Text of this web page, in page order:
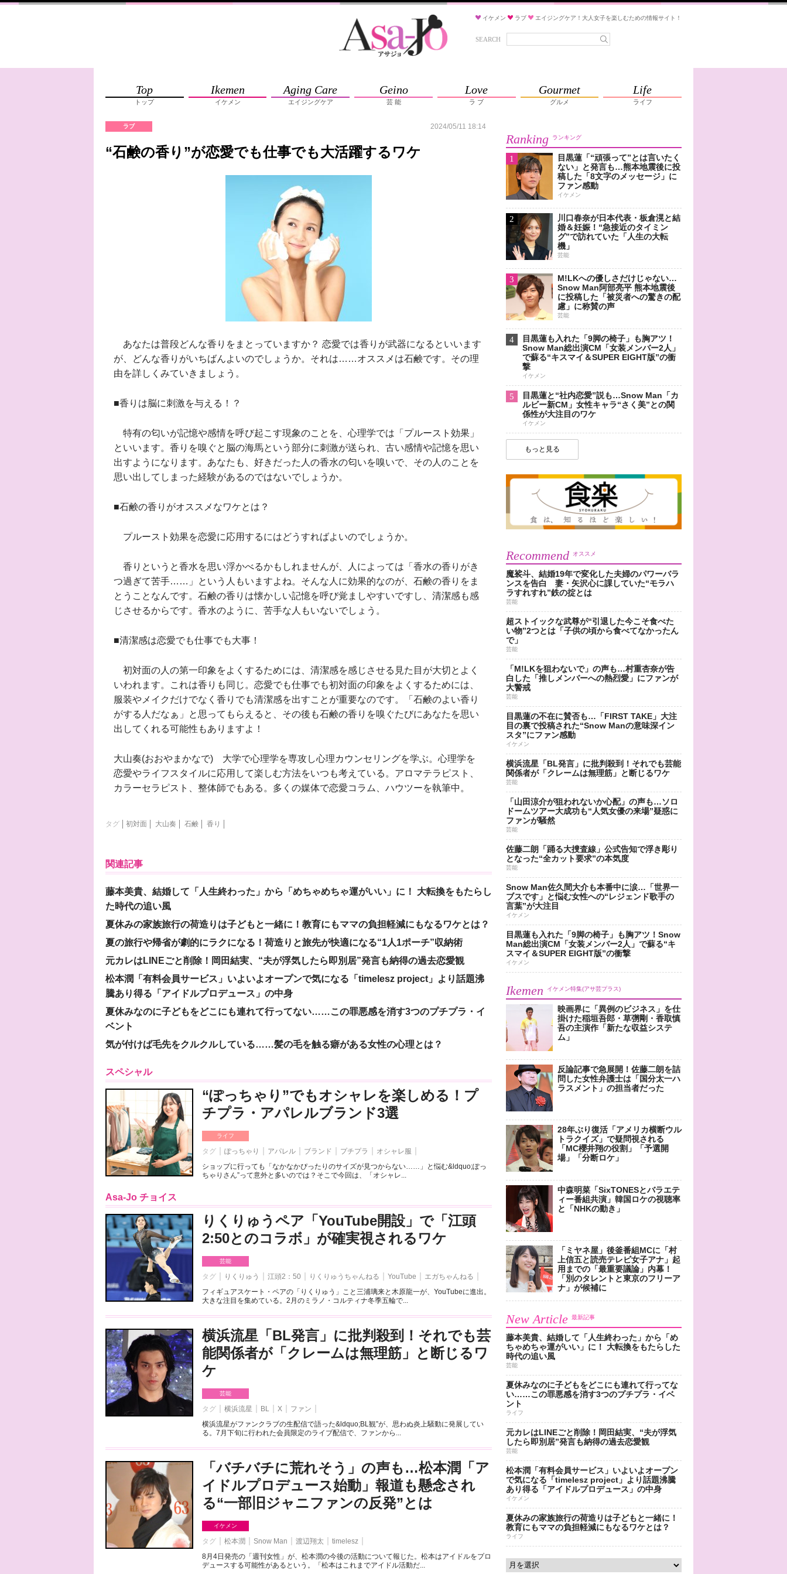
イケメン ラブ エイジングケア！大人女子を楽しむための情報サイト！
SEARCH
Top
トップ
Ikemen
イケメン
Aging Care
エイジングケア
Geino
芸 能
Love
ラ ブ
Gourmet
グルメ
Life
ライフ
ラブ 2024/05/11 18:14
“石鹸の香り”が恋愛でも仕事でも大活躍するワケ
あなたは普段どんな香りをまとっていますか？ 恋愛では香りが武器になるといいます
が、どんな香りがいちばんよいのでしょうか。それは……オススメは石鹸です。その理
由を詳しくみていきましょう。
■香りは脳に刺激を与える！？
特有の匂いが記憶や感情を呼び起こす現象のことを、心理学では「プルースト効果」
といいます。香りを嗅ぐと脳の海馬という部分に刺激が送られ、古い感情や記憶を思い
出すようになります。あなたも、好きだった人の香水の匂いを嗅いで、その人のことを
思い出してしまった経験があるのではないでしょうか。
■石鹸の香りがオススメなワケとは？
プルースト効果を恋愛に応用するにはどうすればよいのでしょうか。
香りというと香水を思い浮かべるかもしれませんが、人によっては「香水の香りがき
つ過ぎて苦手……」という人もいますよね。そんな人に効果的なのが、石鹸の香りをま
とうことなんです。石鹸の香りは懐かしい記憶を呼び覚ましやすいですし、清潔感も感
じさせるからです。香水のように、苦手な人もいないでしょう。
■清潔感は恋愛でも仕事でも大事！
初対面の人の第一印象をよくするためには、清潔感を感じさせる見た目が大切とよく
いわれます。これは香りも同じ。恋愛でも仕事でも初対面の印象をよくするためには、
服装やメイクだけでなく香りでも清潔感を出すことが重要なのです。「石鹸のよい香り
がする人だなぁ」と思ってもらえると、その後も石鹸の香りを嗅ぐたびにあなたを思い
出してくれる可能性もありますよ！
大山奏(おおやまかなで) 大学で心理学を専攻し心理カウンセリングを学ぶ。心理学を
恋愛やライフスタイルに応用して楽しむ方法をいつも考えている。アロマテラピスト、
カラーセラピスト、整体師でもある。多くの媒体で恋愛コラム、ハウツーを執筆中。
タグ 初対面 大山奏 石鹸 香り
関連記事
藤本美貴、結婚して「人生終わった」から「めちゃめちゃ運がいい」に！ 大転換をもたらし
た時代の追い風
夏休みの家族旅行の荷造りは子どもと一緒に！教育にもママの負担軽減にもなるワケとは？
夏の旅行や帰省が劇的にラクになる！荷造りと旅先が快適になる“1人1ポーチ”収納術
元カレはLINEごと削除！岡田結実、“夫が浮気したら即別居”発言も納得の過去恋愛観
松本潤「有料会員サービス」いよいよオープンで気になる「timelesz project」より話題沸
騰あり得る「アイドルプロデュース」の中身
夏休みなのに子どもをどこにも連れて行ってない……この罪悪感を消す3つのプチプラ・イ
ベント
気が付けば毛先をクルクルしている……髪の毛を触る癖がある女性の心理とは？
スペシャル
“ぽっちゃり”でもオシャレを楽しめる！プ
チプラ・アパレルブランド3選
ライフ
タグ ぽっちゃり アパレル ブランド プチプラ
オシャレ服
ショップに行っても「なかなかぴったりのサイズが見つからない……」と悩む&ldquo;ぽっ
ちゃりさん”って意外と多いのでは？そこで今回は、「オシャレ...
Asa-Jo チョイス
りくりゅうペア「YouTube開設」で「江頭
2:50とのコラボ」が確実視されるワケ
芸能
タグ りくりゅう 江頭2：50 りくりゅうちゃんねる YouTube
エガちゃんねる
フィギュアスケート・ペアの「りくりゅう」こと三浦璃来と木原龍一が、YouTubeに進出。
大きな注目を集めている。2月のミラノ・コルティナ冬季五輪で...
横浜流星「BL発言」に批判殺到！それでも芸
能関係者が「クレームは無理筋」と断じるワ
ケ
芸能
タグ 横浜流星 BL X
ファン
横浜流星がファンクラブの生配信で語った&ldquo;BL観”が、思わぬ炎上騒動に発展してい
る。7月下旬に行われた会員限定のライブ配信で、ファンから...
「バチバチに荒れそう」の声も…松本潤「ア
イドルプロデュース始動」報道も懸念され
る“一部旧ジャニファンの反発”とは
イケメン
タグ 松本潤 Snow Man 渡辺翔太
timelesz
8月4日発売の「週刊女性」が、松本潤の今後の活動について報じた。松本はアイドルをプロ
デュースする可能性があるという。「松本はこれまでアイドル活動だ...
Ranking ランキング
1
目黒蓮「“頑張って”とは言いたく
ない」と発言も…熊本地震後に投
稿した「8文字のメッセージ」に
ファン感動
イケメン
2
川口春奈が日本代表・板倉滉と結
婚＆妊娠！“急接近のタイミン
グ”で訪れていた「人生の大転
機」
芸能
3
M!LKへの優しさだけじゃない…
Snow Man阿部亮平 熊本地震後
に投稿した「被災者への驚きの配
慮」に称賛の声
芸能
4
目黒蓮も入れた「9脚の椅子」も胸アツ！
Snow Man総出演CM「女装メンバー2人」
で蘇る“キスマイ＆SUPER EIGHT版”の衝
撃
イケメン
5
目黒蓮と“社内恋愛”説も…Snow Man「カ
ルビー新CM」女性キャラ“さく美”との関
係性が大注目のワケ
イケメン
もっと見る
Recommend オススメ
魔裟斗、結婚19年で変化した夫婦のパワーバラ
ンスを告白 妻・矢沢心に課していた“モラハ
ラすれすれ”鉄の掟とは
芸能
超ストイックな武尊が“引退した今こそ食べた
い物”2つとは「子供の頃から食べてなかったん
で」
芸能
「M!LKを狙わないで」の声も…村重杏奈が告
白した「推しメンバーへの熱烈愛」にファンが
大警戒
芸能
目黒蓮の不在に賛否も…「FIRST TAKE」大注
目の裏で投稿された“Snow Manの意味深イン
スタ”にファン感動
イケメン
横浜流星「BL発言」に批判殺到！それでも芸能
関係者が「クレームは無理筋」と断じるワケ
芸能
「山田涼介が狙われないか心配」の声も…ソロ
ドームツアー大成功も“人気女優の来場”疑惑に
ファンが騒然
芸能
佐藤二朗「踊る大捜査線」公式告知で浮き彫り
となった“全カット要求”の本気度
芸能
Snow Man佐久間大介も本番中に涙…「世界一
ブスです」と悩む女性への“レジェンド歌手の
言葉”が大注目
イケメン
目黒蓮も入れた「9脚の椅子」も胸アツ！Snow
Man総出演CM「女装メンバー2人」で蘇る“キ
スマイ＆SUPER EIGHT版”の衝撃
イケメン
Ikemen イケメン特集(アサ芸プラス)
映画界に「異例のビジネス」を仕
掛けた稲垣吾郎・草彅剛・香取慎
吾の主演作「新たな収益システ
ム」
反論記事で急展開！佐藤二朗を詰
問した女性弁護士は「国分太一ハ
ラスメント」の担当者だった
28年ぶり復活「アメリカ横断ウル
トラクイズ」で疑問視される
「MC櫻井翔の役割」「予選開
場」「分断ロケ」
中森明菜「SixTONESとバラエテ
ィー番組共演」韓国ロケの視聴率
と「NHKの動き」
「ミヤネ屋」後釜番組MCに「村
上信五と読売テレビ女子アナ」起
用までの「最重要議論」内幕！
「別のタレントと東京のフリーア
ナ」が候補に
New Article 最新記事
藤本美貴、結婚して「人生終わった」から「め
ちゃめちゃ運がいい」に！ 大転換をもたらした
時代の追い風
芸能
夏休みなのに子どもをどこにも連れて行ってな
い……この罪悪感を消す3つのプチプラ・イベ
ント
ライフ
元カレはLINEごと削除！岡田結実、“夫が浮気
したら即別居”発言も納得の過去恋愛観
芸能
松本潤「有料会員サービス」いよいよオープン
で気になる「timelesz project」より話題沸騰
あり得る「アイドルプロデュース」の中身
イケメン
夏休みの家族旅行の荷造りは子どもと一緒に！
教育にもママの負担軽減にもなるワケとは？
ライフ